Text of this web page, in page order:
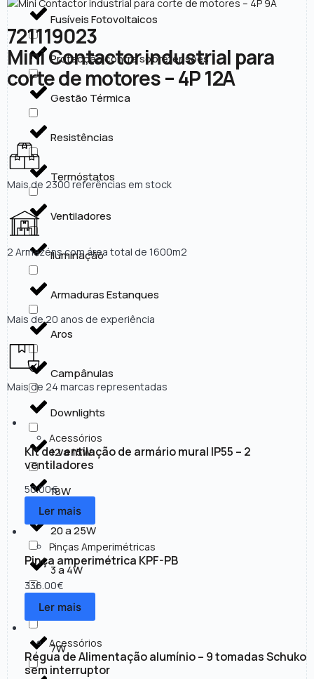
Fusíveis Fotovoltaicos
Protecção contra sobretensões
Gestão Térmica
Resistências
Termóstatos
Ventiladores
Iluminação
Armaduras Estanques
Aros
Campânulas
Downlights
12 a 15W
18W
20 a 25W
3 a 4W
30 a 50W
7W
721119023
Mini Contactor industrial para
corte de motores – 4P 12A
Mais de 2300 referências em stock
2 Armazéns com área total de 1600m2
Mais de 20 anos de experiência
Mais de 24 marcas representadas
Acessórios
Kit de ventilação de armário mural IP55 – 2
ventiladores
50.00€
Ler mais
Pinças Amperimétricas
Pinça amperimétrica KPF-PB
336.00€
Ler mais
Acessórios
Régua de Alimentação alumínio – 9 tomadas Schuko
sem interruptor